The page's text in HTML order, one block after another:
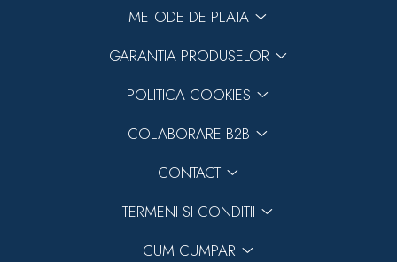
METODE DE PLATA
GARANTIA PRODUSELOR
POLITICA COOKIES
COLABORARE B2B
CONTACT
TERMENI SI CONDITII
CUM CUMPAR